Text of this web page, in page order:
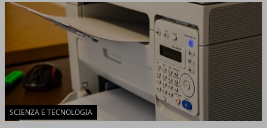
SCIENZA E TECNOLOGIA